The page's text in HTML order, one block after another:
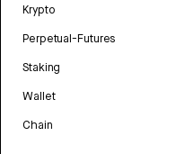
Krypto
Perpetual-Futures
Staking
Wallet
Chain